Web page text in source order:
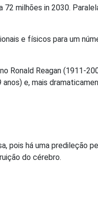
milhões in 2030.
e físicos para um
Reagan (1911-
e, mais
pois há uma predileção
do cérebro.